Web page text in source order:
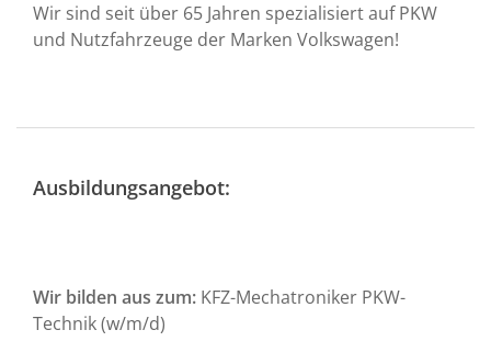
Wir sind seit über 65 Jahren spezialisiert auf PKW
und Nutzfahrzeuge der Marken Volkswagen!
Ausbildungsangebot:
Wir bilden aus zum: KFZ-Mechatroniker PKW-
Technik (w/m/d)